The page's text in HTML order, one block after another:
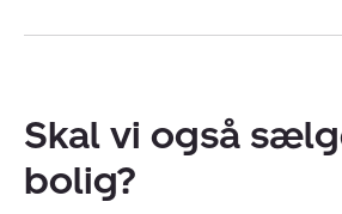
Skal vi også
bolig?